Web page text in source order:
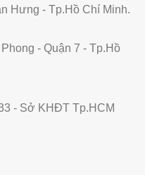
Hưng - Tp.Hồ Chí Minh.
- Quận 7 - Tp.Hồ
- Sở KHĐT Tp.HCM